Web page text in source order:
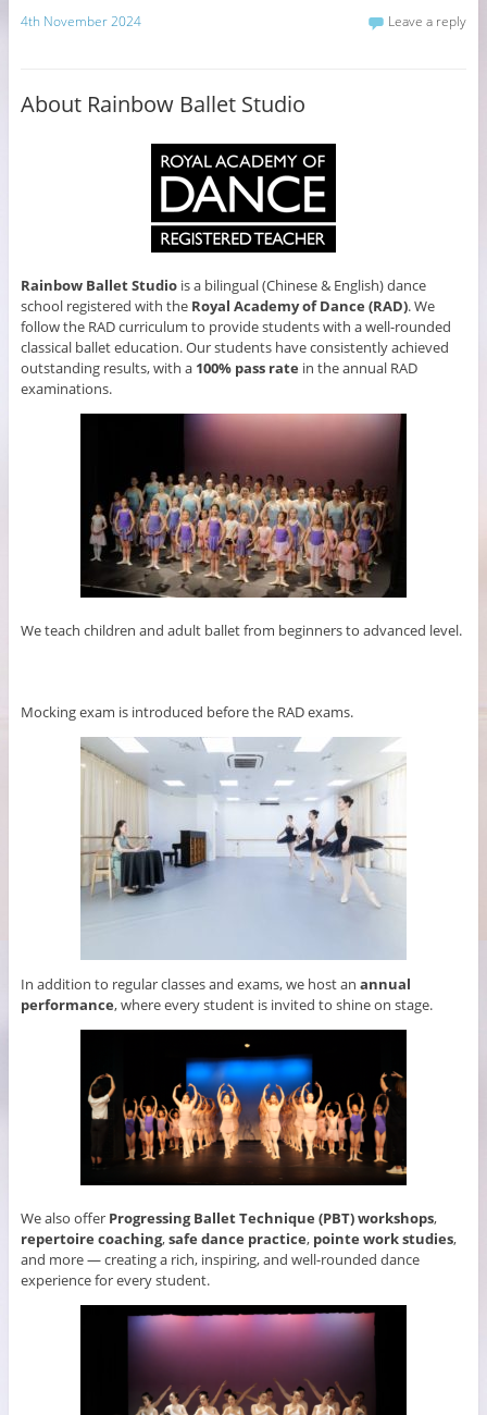
4th November 2024 Leave a reply
About Rainbow Ballet Studio
Rainbow Ballet Studio is a bilingual (Chinese & English) dance
school registered with the Royal Academy of Dance (RAD). We
follow the RAD curriculum to provide students with a well-rounded
classical ballet education. Our students have consistently achieved
outstanding results, with a 100% pass rate in the annual RAD
examinations.
We teach children and adult ballet from beginners to advanced level.
Mocking exam is introduced before the RAD exams.
In addition to regular classes and exams, we host an annual
performance, where every student is invited to shine on stage.
We also offer Progressing Ballet Technique (PBT) workshops,
repertoire coaching,safe dance practice, pointe work studies,
and more — creating a rich, inspiring, and well-rounded dance
experience for every student.